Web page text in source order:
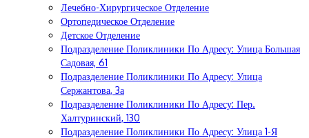
Лечебно-Хирургическое Отделение
Ортопедическое Отделение
Детское Отделение
Подразделение Поликлиники По Адресу: Улица Большая
Садовая, 61
Подразделение Поликлиники По Адресу: Улица
Сержантова, 3а
Подразделение Поликлиники По Адресу: Пер.
Халтуринский, 130
Подразделение Поликлиники По Адресу: Улица 1-Я